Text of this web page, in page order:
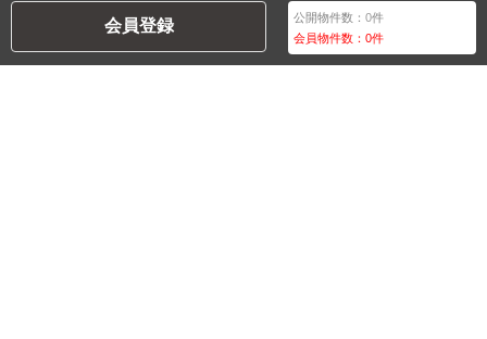
会員登録 公開物件数：0件
会員物件数：0件